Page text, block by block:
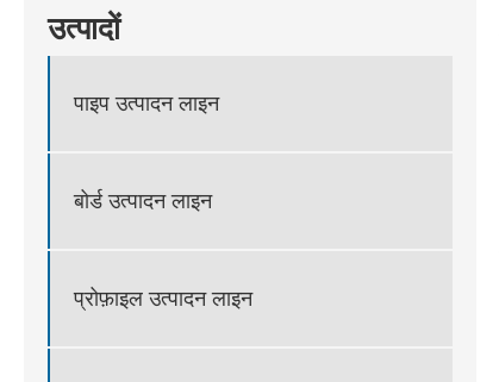
उत्पादों
पाइप उत्पादन लाइन
बोर्ड उत्पादन लाइन
प्रोफ़ाइल उत्पादन लाइन